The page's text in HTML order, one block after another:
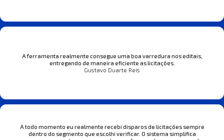
A ferramenta realmente consegue uma boa varredura nos editais,
entregando de maneira eficiente as licitações.
Gustavo Duarte Reis
A todo momento eu realmente recebi disparos de licitações sempre
dentro do segmento que escolhi verificar. O sistema simplifica